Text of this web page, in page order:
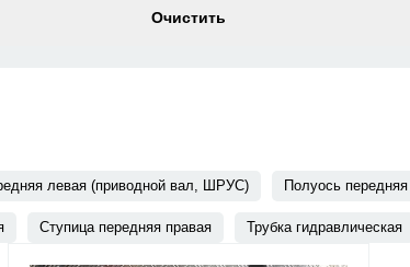
Очистить
левая (приводной вал, ШРУС) Полуось
Ступица передняя правая Трубка гидравлическая